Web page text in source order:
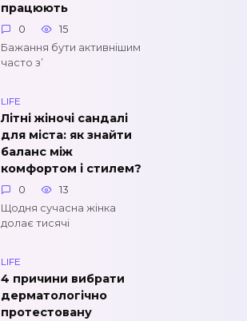
працюють
0
15
Бажання бути активнішим
часто з’
LIFE
Літні жіночі сандалі
для міста: як знайти
баланс між
комфортом і стилем?
0
13
Щодня сучасна жінка
долає тисячі
LIFE
4 причини вибрати
дерматологічно
протестовану